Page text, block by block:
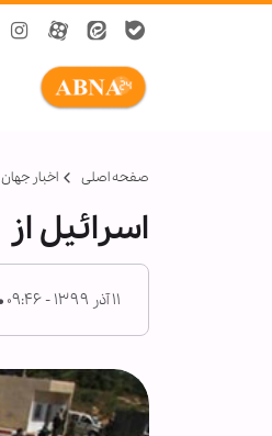
صفحه اصلی اخبار جهان
اسرائیل از ۲۰۱۶ پیکر ۶۸ شهید فلسطینی را تحویل نداده است
۱۱ آذر ۱۳۹۹ - ۰۹:۴۶